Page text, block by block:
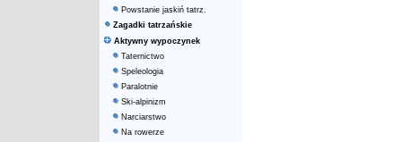
Powstanie jaskiń tatrz.
Zagadki tatrzańskie
Aktywny wypoczynek
Taternictwo
Speleologia
Paralotnie
Ski-alpinizm
Narciarstwo
Na rowerze